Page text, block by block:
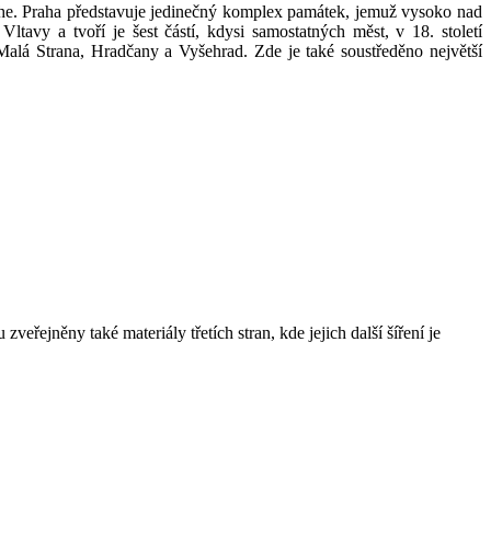
Praha představuje jedinečný komplex památek, jemuž vysoko nad
a tvoří je šest částí, kdysi samostatných měst, v 18. století
Strana, Hradčany a Vyšehrad. Zde je také soustředěno největší
také materiály třetích stran, kde jejich další šíření je